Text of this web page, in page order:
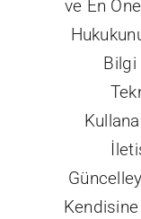
ve En
Bilgi